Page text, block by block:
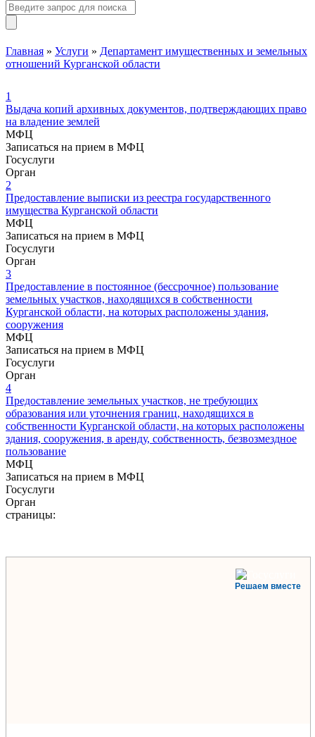
Главная » Услуги » Департамент имущественных и земельных
отношений Курганской области
1
Выдача копий архивных документов, подтверждающих право
на владение землей
МФЦ
Записаться на прием в МФЦ
Госуслуги
Орган
2
Предоставление выписки из реестра государственного
имущества Курганской области
МФЦ
Записаться на прием в МФЦ
Госуслуги
Орган
3
Предоставление в постоянное (бессрочное) пользование
земельных участков, находящихся в собственности
Курганской области, на которых расположены здания,
сооружения
МФЦ
Записаться на прием в МФЦ
Госуслуги
Орган
4
Предоставление земельных участков, не требующих
образования или уточнения границ, находящихся в
собственности Курганской области, на которых расположены
здания, сооружения, в аренду, собственность, безвозмездное
пользование
МФЦ
Записаться на прием в МФЦ
Госуслуги
Орган
страницы:
Решаем вместе